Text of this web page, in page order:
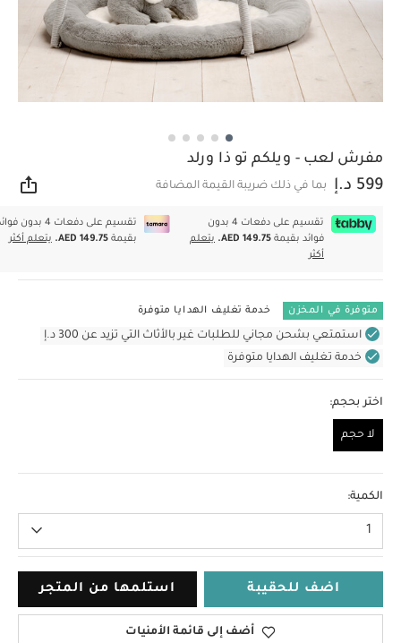
مفرش لعب - ويلكم تو ذا ورلد
599 د.إ بما في ذلك ضريبة القيمة المضافة
تقسيم على دفعات 4 بدون
فوائد بقيمة AED 149.75.
يتعلم
أكثر
تقسيم على دفعات 4 بدون
بقيمةAED 149.75. يتعلم أكثر
متوفرة في المخزن خدمة تغليف الهدايا متوفرة
استمتعي بشحن مجاني للطلبات غير بالأثاث التي تزيد عن 300 د.إ
خدمة تغليف الهدايا متوفرة
اختر بحجم:
لا حجم
الكمية:
1
اضف للحقيبة استلمها من المتجر
أضف إلى قائمة الأمنيات